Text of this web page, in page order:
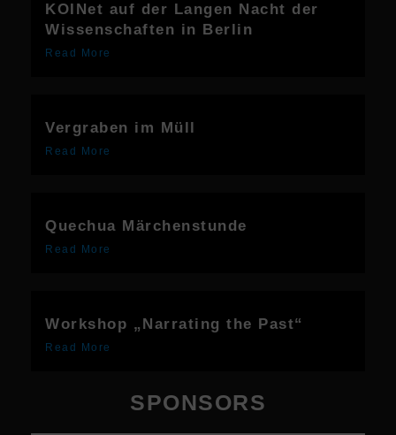
KOINet auf der Langen Nacht der
Wissenschaften in Berlin
Read More
Vergraben im Müll
Read More
Quechua Märchenstunde
Read More
Workshop „Narrating the Past“
Read More
SPONSORS